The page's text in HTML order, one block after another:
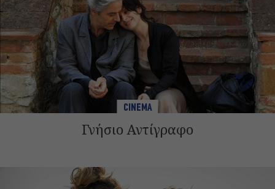
CINEMA
Γνήσιο Αντίγραφο